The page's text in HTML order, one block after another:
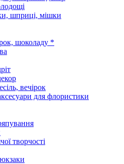
шприці, мішки
шоколаду *
вечірок
для флористики
творчості